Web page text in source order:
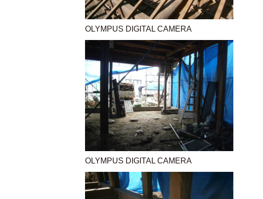
OLYMPUS DIGITAL CAMERA
OLYMPUS DIGITAL CAMERA